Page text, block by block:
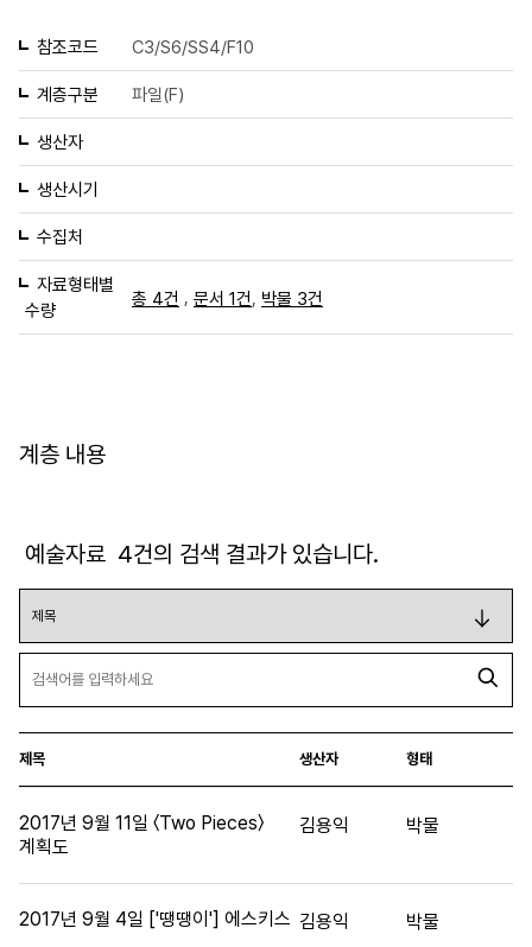
참조코드 C3/S6/SS4/F10
계층구분 파일(F)
생산자
생산시기
수집처
자료형태별
수량
총 4건 문서 1건 박물 3건
계층 내용
예술자료 4건의 검색 결과가 있습니다.
제목 생산자 형태
2017년 9월 11일 〈Two Pieces〉
계획도
김용익 박물
2017년 9월 4일 ['땡땡이'] 에스키스 김용익 박물